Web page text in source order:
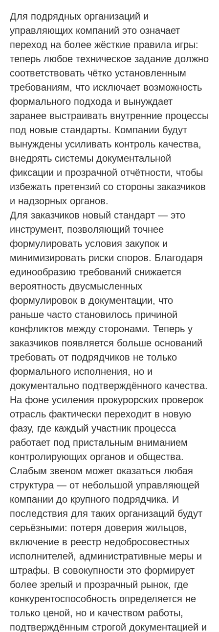
Для подрядных организаций и
управляющих компаний это означает
переход на более жёсткие правила игры:
теперь любое техническое задание должно
соответствовать чётко установленным
требованиям, что исключает возможность
формального подхода и вынуждает
заранее выстраивать внутренние процессы
под новые стандарты. Компании будут
вынуждены усиливать контроль качества,
внедрять системы документальной
фиксации и прозрачной отчётности, чтобы
избежать претензий со стороны заказчиков
и надзорных органов.
Для заказчиков новый стандарт — это
инструмент, позволяющий точнее
формулировать условия закупок и
минимизировать риски споров. Благодаря
единообразию требований снижается
вероятность двусмысленных
формулировок в документации, что
раньше часто становилось причиной
конфликтов между сторонами. Теперь у
заказчиков появляется больше оснований
требовать от подрядчиков не только
формального исполнения, но и
документально подтверждённого качества.
На фоне усиления прокурорских проверок
отрасль фактически переходит в новую
фазу, где каждый участник процесса
работает под пристальным вниманием
контролирующих органов и общества.
Слабым звеном может оказаться любая
структура — от небольшой управляющей
компании до крупного подрядчика. И
последствия для таких организаций будут
серьёзными: потеря доверия жильцов,
включение в реестр недобросовестных
исполнителей, административные меры и
штрафы. В совокупности это формирует
более зрелый и прозрачный рынок, где
конкурентоспособность определяется не
только ценой, но и качеством работы,
подтверждённым строгой документацией и
Напишите нам в мессенджер
Строительно-монтажные СРО
Проектные СРО
Изыскания СРО
Специалисты НРС для СРО
Независимая оценка квалификации (НОК)
Покупка готовой компании (ООО)
Продажа готовой компании (ООО)
Получить аккредитацию ФКР
Пройти отбор на тендеры в ФКР
Актуальные отборы ФКР в вашем регионе
sro@sro-nostroy-nopriz.ru
Проспект Обуховской обороны, д.271, лит.
«А», БЦ «Обуховъ-центр», оф. 1109
8-800-350-88-67
9:00 - 18:00 Пн-Пт
Доп услуги
Лицензия на лом металлов
Лицензия Минкультуры
Лицензия МЧС
Сообщество в Telegram
@sro_nostroy_nopriz1